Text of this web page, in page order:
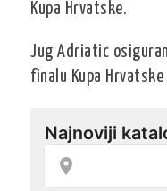
Kupa Hrvatske.
Jug Adriatic
finalu Kupa